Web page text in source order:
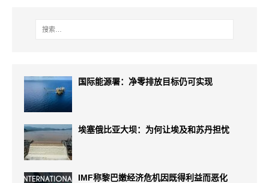
国际能源署：净零排放目标仍可实现
埃塞俄比亚大坝：为何让埃及和苏丹担忧
IMF称黎巴嫩经济危机因既得利益而恶化